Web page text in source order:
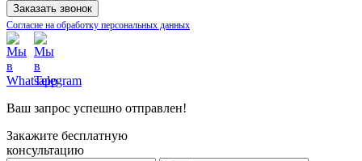
Согласие на обработку персональных данных
Ваш запрос успешно отправлен!
Закажите бесплатную
консультацию